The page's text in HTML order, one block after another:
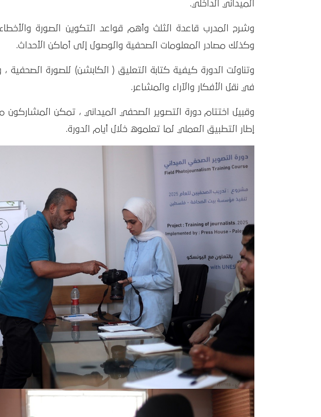
الميداني الداخلي.
وشرح المدرب قاعدة الثلث وأهم قواعد التكوين الصورة
وكذلك مصادر المعلومات الصحفية والوصول إلى أماكن الأحداث.
وتناولت الدورة كيفية كتابة التعليق ( الكابشن) للصورة الصحفية ،
في نقل الأفكار والآراء والمشاعر.
إطار التطبيق العملي لما تعلموه خلال أيام الدورة.